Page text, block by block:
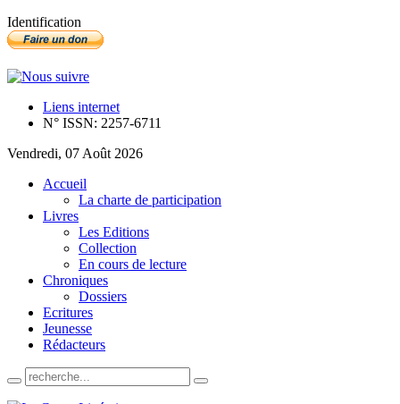
Identification
Liens internet
N° ISSN: 2257-6711
Vendredi, 07 Août 2026
Accueil
La charte de participation
Livres
Les Editions
Collection
En cours de lecture
Chroniques
Dossiers
Ecritures
Jeunesse
Rédacteurs